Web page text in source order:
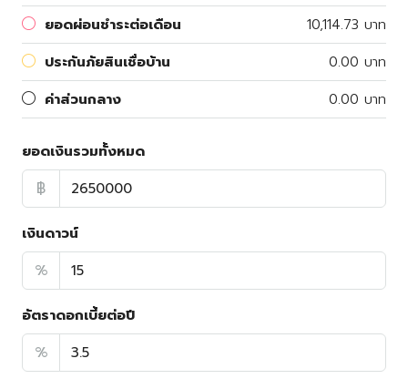
ยอดผ่อนชำระต่อเดือน
10,114.73 บาท
ประกันภัยสินเชื่อบ้าน
0.00 บาท
ค่าส่วนกลาง
0.00 บาท
ยอดเงินรวมทั้งหมด
฿
เงินดาวน์
%
อัตราดอกเบี้ยต่อปี
%